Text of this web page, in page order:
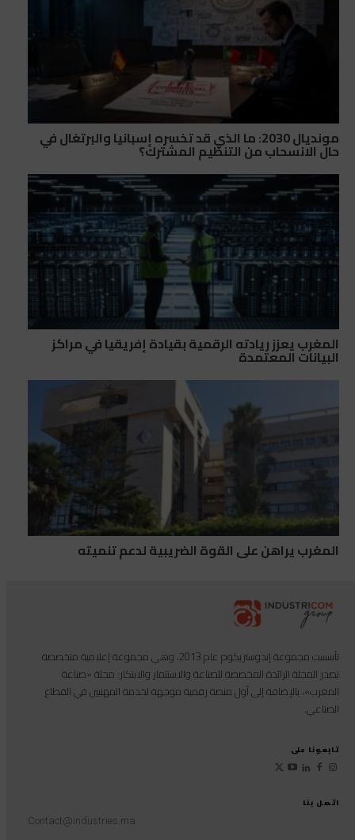
مونديال 2030: ما الذي قد تخسره إسبانيا والبرتغال في
حال الانسحاب من التنظيم المشترك؟
المغرب يعزز ريادته الرقمية بقيادة إفريقيا في مراكز
البيانات المعتمدة
المغرب يراهن على القوة الضريبية لدعم تنميته
اتصل بنا
Contact@industries.ma
تأسست مجموعة إندوستريكوم عام 2013، وهي مجموعة إعلامية متخصصة
تصدر المجلة الرائدة المخصصة للصناعة والاستثمار والابتكار: مجلة «صناعة
المغرب»، بالإضافة إلى أول منصة رقمية موجهة لخدمة المهنيين في القطاع
الصناعي.
تابعونا على